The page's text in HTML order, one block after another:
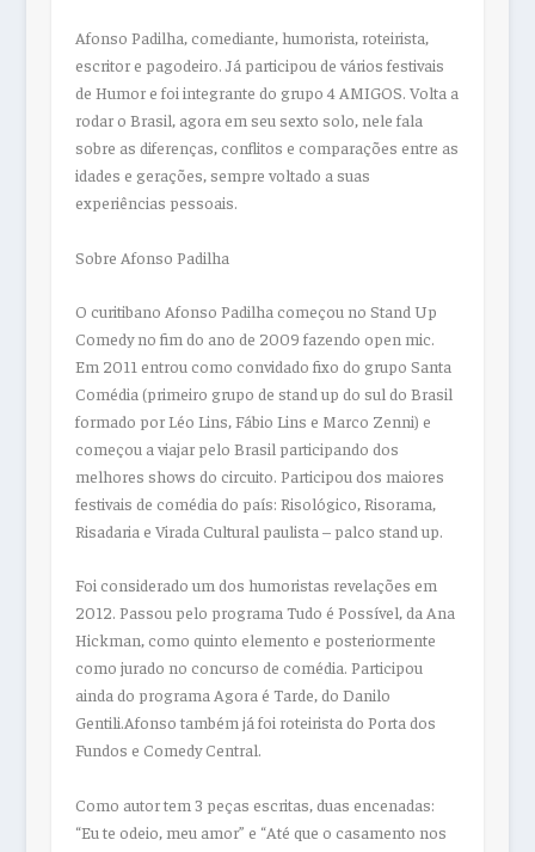
Afonso Padilha, comediante, humorista, roteirista,
escritor e pagodeiro. Já participou de vários festivais
de Humor e foi integrante do grupo 4 AMIGOS. Volta a
rodar o Brasil, agora em seu sexto solo, nele fala
sobre as diferenças, conflitos e comparações entre as
idades e gerações, sempre voltado a suas
experiências pessoais.
Sobre Afonso Padilha
O curitibano Afonso Padilha começou no Stand Up
Comedy no fim do ano de 2009 fazendo open mic.
Em 2011 entrou como convidado fixo do grupo Santa
Comédia (primeiro grupo de stand up do sul do Brasil
formado por Léo Lins, Fábio Lins e Marco Zenni) e
começou a viajar pelo Brasil participando dos
melhores shows do circuito. Participou dos maiores
festivais de comédia do país: Risológico, Risorama,
Risadaria e Virada Cultural paulista – palco stand up.
Foi considerado um dos humoristas revelações em
2012. Passou pelo programa Tudo é Possível, da Ana
Hickman, como quinto elemento e posteriormente
como jurado no concurso de comédia. Participou
ainda do programa Agora é Tarde, do Danilo
Gentili.Afonso também já foi roteirista do Porta dos
Fundos e Comedy Central.
Como autor tem 3 peças escritas, duas encenadas:
“Eu te odeio, meu amor” e “Até que o casamento nos